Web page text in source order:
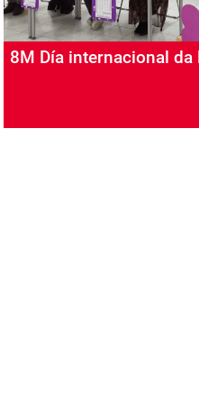
8M Día internacional